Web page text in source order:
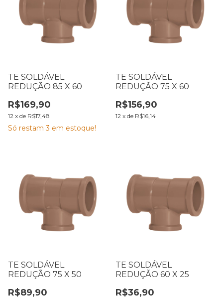
TE SOLDÁVEL
REDUÇÃO 85 X 60
R$169,90
12 x de R$17,48
Só restam3 em estoque!
TE SOLDÁVEL
REDUÇÃO 75 X 60
R$156,90
12 x de R$16,14
TE SOLDÁVEL
REDUÇÃO 75 X 50
R$89,90
TE SOLDÁVEL
REDUÇÃO 60 X 25
R$36,90